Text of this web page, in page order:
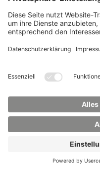
Deine